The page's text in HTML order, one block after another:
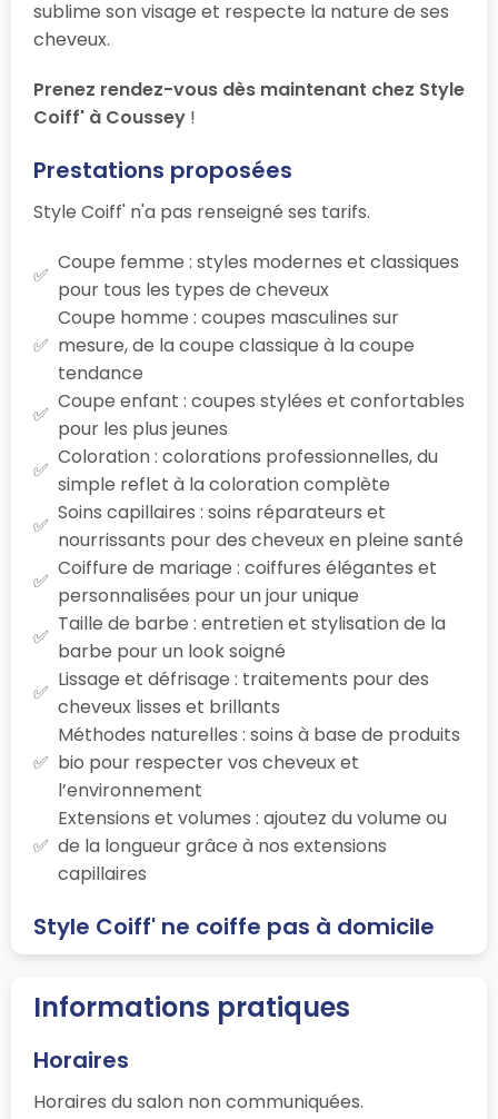
sublime son visage et respecte la nature de ses
cheveux.
Prenez rendez-vous dès maintenant chez Style
Coiff' à Coussey !
Prestations proposées
Style Coiff' n'a pas renseigné ses tarifs.
Coupe femme : styles modernes et classiques
pour tous les types de cheveux
Coupe homme : coupes masculines sur
mesure, de la coupe classique à la coupe
tendance
Coupe enfant : coupes stylées et confortables
pour les plus jeunes
Coloration : colorations professionnelles, du
simple reflet à la coloration complète
Soins capillaires : soins réparateurs et
nourrissants pour des cheveux en pleine santé
Coiffure de mariage : coiffures élégantes et
personnalisées pour un jour unique
Taille de barbe : entretien et stylisation de la
barbe pour un look soigné
Lissage et défrisage : traitements pour des
cheveux lisses et brillants
Méthodes naturelles : soins à base de produits
bio pour respecter vos cheveux et
l’environnement
Extensions et volumes : ajoutez du volume ou
de la longueur grâce à nos extensions
capillaires
Style Coiff' ne coiffe pas à domicile
Informations pratiques
Horaires
Horaires du salon non communiquées.